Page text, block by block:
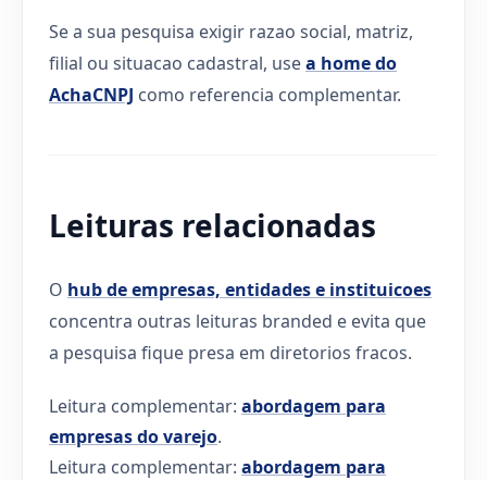
Se a sua pesquisa exigir razao social, matriz,
filial ou situacao cadastral, usea home do
AchaCNPJ como referencia complementar.
Leituras relacionadas
O hub de empresas, entidades e instituicoes
concentra outras leituras branded e evita que
a pesquisa fique presa em diretorios fracos.
Leitura complementar: abordagem para
empresas do varejo.
Leitura complementar: abordagem para